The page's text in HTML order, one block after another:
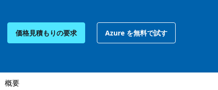
価格見積もりの要求 Azure を無料で試す
概要